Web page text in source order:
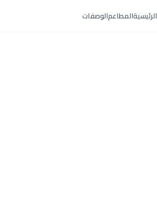
الرئيسيةالمطاعمالوصفات